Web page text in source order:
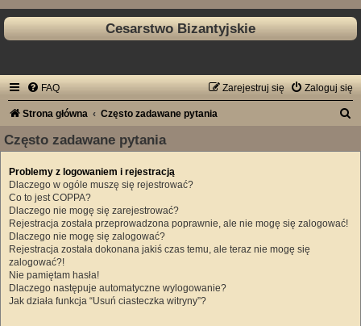
Cesarstwo Bizantyjskie
FAQ Zaloguj się
Zarejestruj się
Strona główna Często zadawane pytania
u
Często zadawane pytania
Problemy z logowaniem i rejestracją
Dlaczego w ogóle muszę się rejestrować?
Co to jest COPPA?
Dlaczego nie mogę się zarejestrować?
Rejestracja została przeprowadzona poprawnie, ale nie mogę się zalogować!
Dlaczego nie mogę się zalogować?
Rejestracja została dokonana jakiś czas temu, ale teraz nie mogę się
zalogować?!
Nie pamiętam hasła!
Dlaczego następuje automatyczne wylogowanie?
Jak działa funkcja “Usuń ciasteczka witryny”?